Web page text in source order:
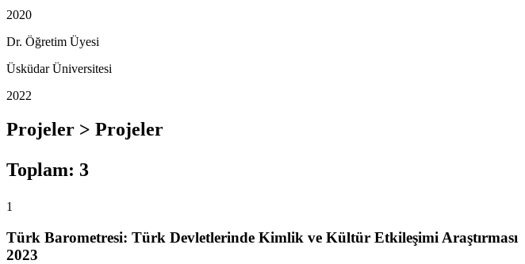
2020
Dr. Öğretim Üyesi
Üsküdar Üniversitesi
2022
Projeler > Projeler
Toplam: 3
1
Türk Barometresi: Türk Devletlerinde Kimlik ve Kültür Etkileşimi Araştırması
2023